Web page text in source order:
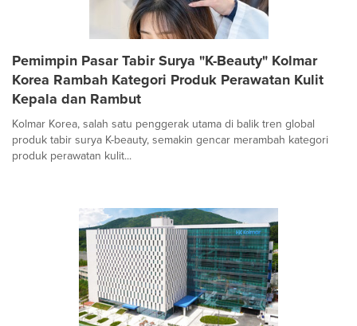
Pemimpin Pasar Tabir Surya "K-Beauty" Kolmar
Korea Rambah Kategori Produk Perawatan Kulit
Kepala dan Rambut
Kolmar Korea, salah satu penggerak utama di balik tren global
produk tabir surya K-beauty, semakin gencar merambah kategori
produk perawatan kulit...